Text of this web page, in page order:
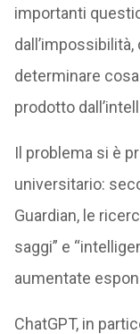
importanti
determinare
prodotto
Il problema si è
universitario:
Guardian, le
saggi” e
aumentate
ChatGPT, in